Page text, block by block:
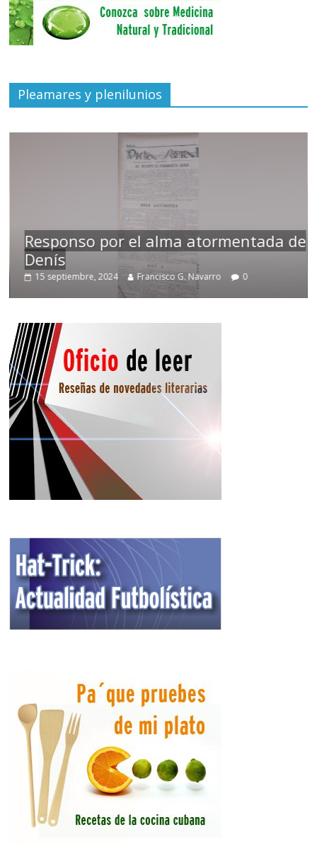
Pleamares y plenilunios
Responso por el alma atormentada de
Denís
15 septiembre, 2024 Francisco G. Navarro 0